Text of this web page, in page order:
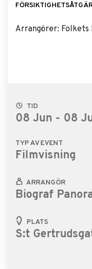
TID
08 Jun - 08
TYP AV EVENT
Filmvisning
ARRANGÖR
Biograf
PLATS
S:t
Arrangörer: Folkets